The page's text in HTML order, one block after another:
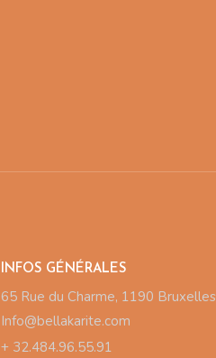
INFOS GÉNÉRALES
65 Rue du Charme, 1190 Bruxelles
Info@bellakarite.com
+ 32.484.96.55.91